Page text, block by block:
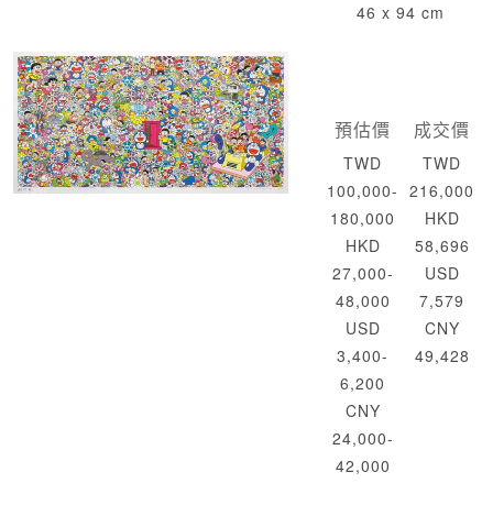
46 x 94 cm
預估價
TWD
100,000-
180,000
HKD
27,000-
48,000
USD
3,400-
6,200
CNY
24,000-
42,000
成交價
TWD
216,000
HKD
58,696
USD
7,579
CNY
49,428